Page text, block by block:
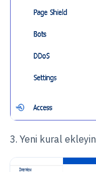
3. Yeni kural ekleyin